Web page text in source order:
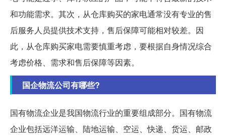
和功能需求。其次，从仓库购买的家电通常没有专业的售
后服务人员提供技术支持，售后保障可能相对较差。因
此，从仓库购买家电需要慎重考虑，要根据自身情况综合
考虑价格、需求和售后保障等因素。
国企物流公司有哪些?
国有物流企业是我国物流行业的重要组成部分。国有物流
企业包括远洋运输、陆地运输、空运、快递、货运、邮政